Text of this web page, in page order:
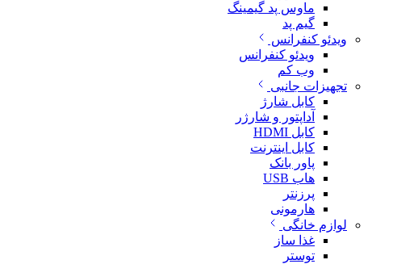
ماوس پد گیمینگ
گیم پد
ویدئو کنفرانس
ویدئو کنفرانس
وب کم
تجهیزات جانبی
کابل شارژ
آداپتور و شارژر
کابل HDMI
کابل اینترنت
پاور بانک
هاب USB
پرزنتر
هارمونی
لوازم خانگی
غذا ساز
توستر